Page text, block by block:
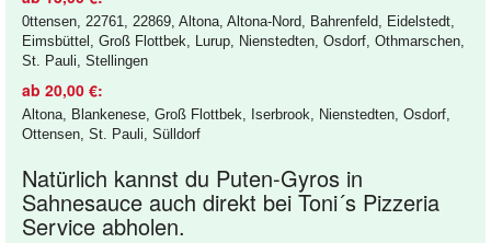
0ttensen, 22761, 22869, Altona, Altona-Nord, Bahrenfeld, Eidelstedt,
Eimsbüttel, Groß Flottbek, Lurup, Nienstedten, Osdorf, Othmarschen,
St. Pauli, Stellingen
ab 20,00 €:
Altona, Blankenese, Groß Flottbek, Iserbrook, Nienstedten, Osdorf,
Ottensen, St. Pauli, Sülldorf
Natürlich kannst du Puten-Gyros in
Sahnesauce auch direkt bei Toni´s Pizzeria
Service abholen.